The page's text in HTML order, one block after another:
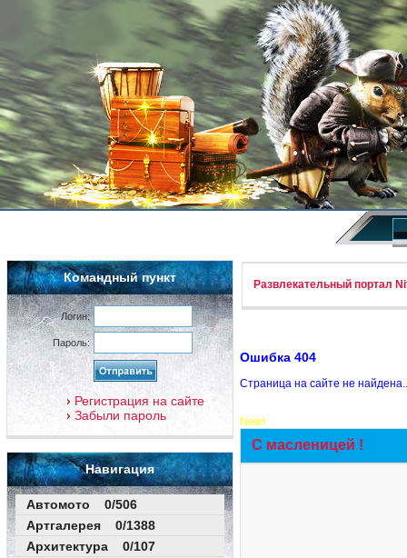
Командный пункт
Логин:
Пароль:
Регистрация на сайте
Забыли пароль
Навигация
Автомото 0/506
Артгалерея 0/1388
Архитектура 0/107
Развлекательный портал
Ошибка 404
Страница на сайте не
New!
С масленицей !